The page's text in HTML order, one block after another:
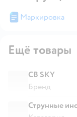
Маркировка
Ещё товары
CB SKY
Бренд
Струнные